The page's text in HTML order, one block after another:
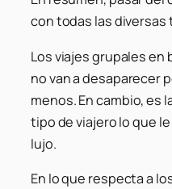
con todas las
Los viajes grupales
no van a desaparecer
menos. En cambio, es
tipo de viajero lo que
lujo.
En lo que respecta a